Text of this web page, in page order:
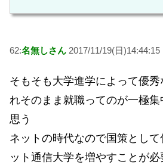
62:名無しさん 2017/11/19(日)14:44:15
そもそも大学進学によって優
れそのまま就職ってのが一極集
思う
ネットの時代なので国策とし
ット通信大学を増やすことが必